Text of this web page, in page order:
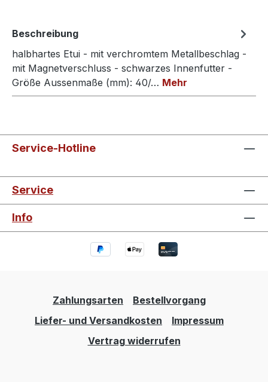
Beschreibung
halbhartes Etui - mit verchromtem Metallbeschlag -
mit Magnetverschluss - schwarzes Innenfutter -
Größe Aussenmaße (mm): 40/… Mehr
Service-Hotline
Service
Info
Zahlungsarten
Bestellvorgang
Liefer- und Versandkosten
Impressum
Vertrag widerrufen